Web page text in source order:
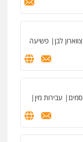
צווארון לבן פשיעה
סמים עבירות מין